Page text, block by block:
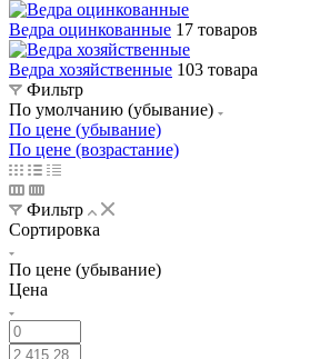
Ведра оцинкованные 17 товаров
Ведра хозяйственные 103 товара
Фильтр
По умолчанию (убывание)
По цене (убывание)
По цене (возрастание)
Фильтр
Сортировка
По цене (убывание)
Цена